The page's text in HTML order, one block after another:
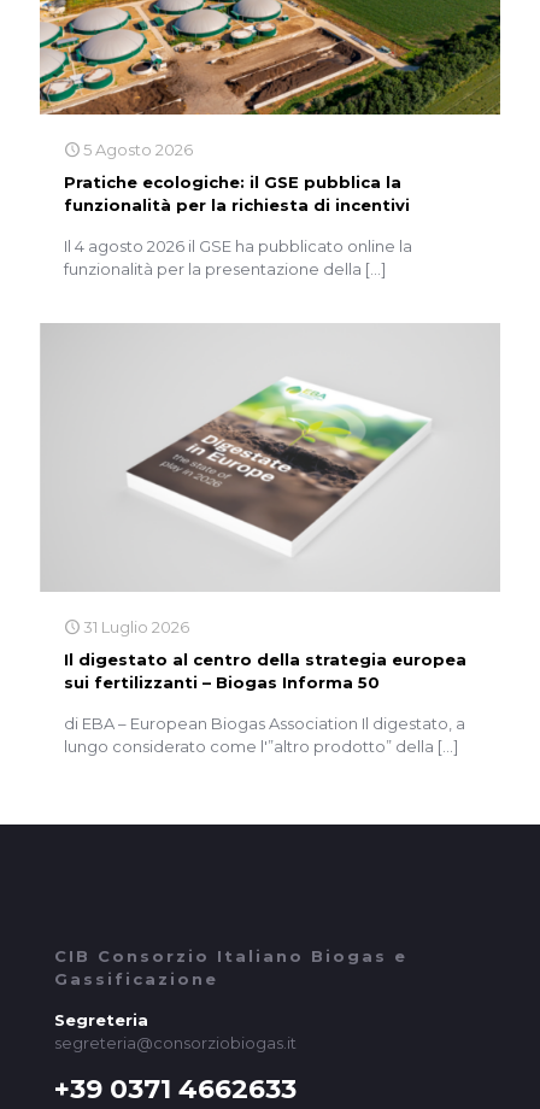
5 Agosto 2026
Pratiche ecologiche: il GSE pubblica la
funzionalità per la richiesta di incentivi
Il 4 agosto 2026 il GSE ha pubblicato online la
funzionalità per la presentazione della […]
31 Luglio 2026
Il digestato al centro della strategia europea
sui fertilizzanti – Biogas Informa 50
di EBA – European Biogas Association Il digestato, a
lungo considerato come l'”altro prodotto” della […]
CIB Consorzio Italiano Biogas e
Gassificazione
Segreteria
segreteria@consorziobiogas.it
+39 0371 4662633